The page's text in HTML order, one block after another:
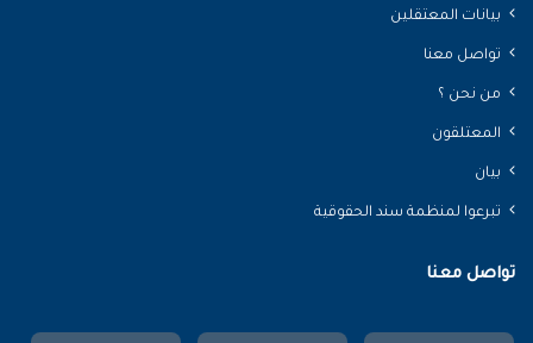
بيانات المعتقلين
تواصل معنا
من نحن ؟
المعتلقون
بيان
تبرعوا لمنظمة سند الحقوقية
تواصل معنا